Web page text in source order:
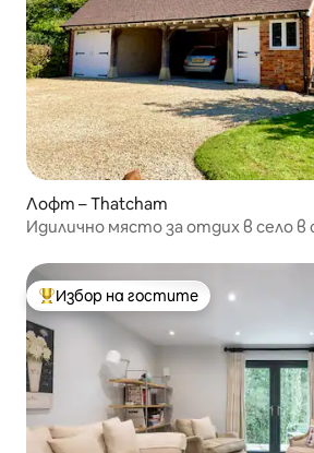
Лофт – Thatcham
Идилично място за отдих в село в
Най-популярен избор на гостите
Избор на гостите